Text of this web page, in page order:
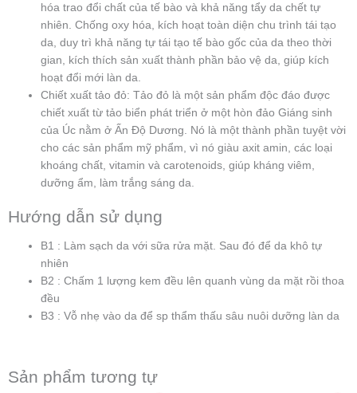
hóa trao đổi chất của tế bào và khả năng tẩy da chết tự
nhiên. Chống oxy hóa, kích hoạt toàn diện chu trình tái tạo
da, duy trì khả năng tự tái tạo tế bào gốc của da theo thời
gian, kích thích sản xuất thành phần bảo vệ da, giúp kích
hoạt đổi mới làn da.
Chiết xuất tảo đỏ: Tảo đỏ là một sản phẩm độc đáo được
chiết xuất từ tảo biển phát triển ở một hòn đảo Giáng sinh
của Úc nằm ở Ấn Độ Dương. Nó là một thành phần tuyệt vời
cho các sản phẩm mỹ phẩm, vì nó giàu axit amin, các loại
khoáng chất, vitamin và carotenoids, giúp kháng viêm,
dưỡng ẩm, làm trắng sáng da.
Hướng dẫn sử dụng
B1 : Làm sạch da với sữa rửa mặt. Sau đó để da khô tự
nhiên
B2 : Chấm 1 lượng kem đều lên quanh vùng da mặt rồi thoa
đều
B3 : Vỗ nhẹ vào da để sp thẩm thấu sâu nuôi dưỡng làn da
Sản phẩm tương tự